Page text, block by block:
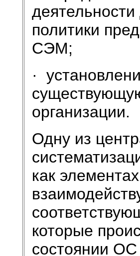
деятельности
политики
СЭМ;
·
организации.
Одну из
как
которые
состоянии